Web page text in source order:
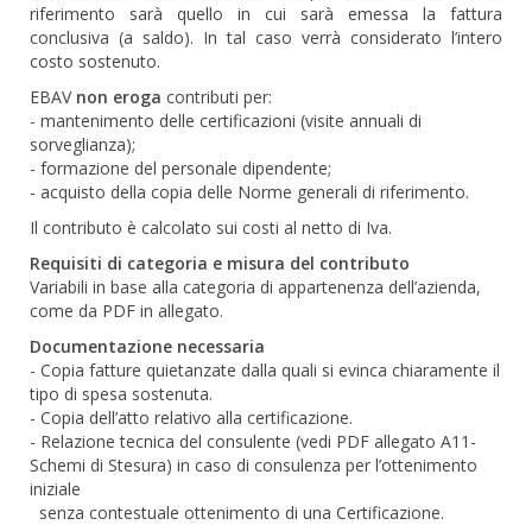
riferimento sarà quello in cui sarà emessa la fattura
conclusiva (a saldo). In tal caso verrà considerato l’intero
costo sostenuto.
EBAV non eroga contributi per:
- mantenimento delle certificazioni (visite annuali di
sorveglianza);
- formazione del personale dipendente;
- acquisto della copia delle Norme generali di riferimento.
Il contributo è calcolato sui costi al netto di Iva.
Requisiti di categoria e misura del contributo
Variabili in base alla categoria di appartenenza dell’azienda,
come da PDF in allegato.
Documentazione necessaria
- Copia fatture quietanzate dalla quali si evinca chiaramente il
tipo di spesa sostenuta.
- Copia dell’atto relativo alla certificazione.
- Relazione tecnica del consulente (vedi PDF allegato A11-
Schemi di Stesura) in caso di consulenza per l’ottenimento
iniziale
senza contestuale ottenimento di una Certificazione.